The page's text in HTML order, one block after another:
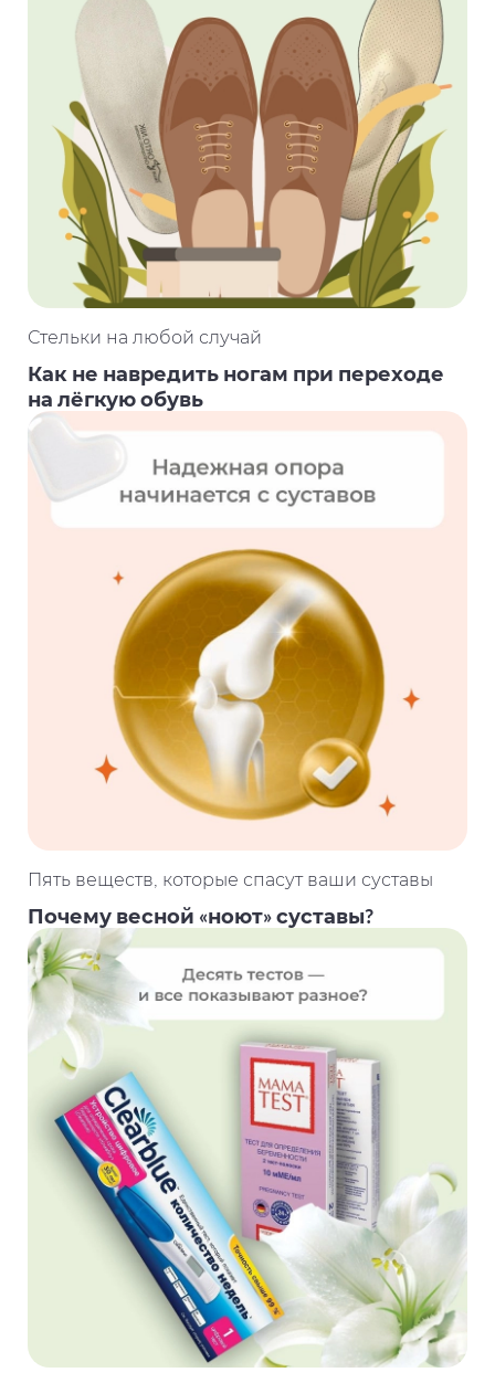
Стельки на любой случай
Как не навредить ногам при переходе
на лёгкую обувь
Пять веществ, которые спасут ваши суставы
Почему весной «ноют» суставы?